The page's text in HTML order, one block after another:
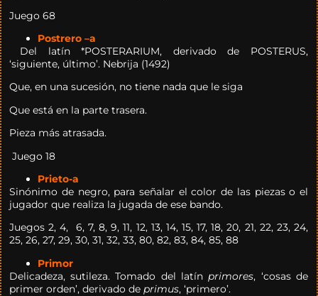
Juego 68
Postrero –a
Del latín *POSTERARIUM, derivado de POSTERUS,
‘siguiente, último’. Nebrija (1492)
Que, en una sucesión, no tiene nada que le siga
Que está en la parte trasera.
Pieza más atrasada.
Juego 18
Prieto-a
Sinónimo de negro, para señalar el color de las piezas o el
jugador que realiza la jugada de ese bando.
Juegos 2, 4, 6, 7, 8, 9, 11, 12, 13, 14, 15, 17, 18, 20, 21, 22, 23, 24,
25, 26, 27, 29, 30, 31, 32, 33, 80, 82, 83, 84, 85, 88
Primor
Delicadeza, sutileza. Tomado del latínprimores, ‘cosas de
primer orden’, derivado deprimus, ‘primero’.